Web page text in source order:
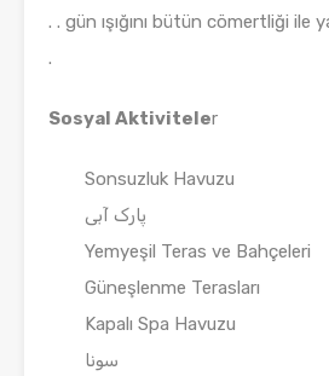
gün ışığını bütün cömertliği ile yaşamınıza taşıyacak . .
.
Sosyal Aktiviteler
Sonsuzluk Havuzu
پارک آبی
Yemyeşil Teras ve Bahçeleri
Güneşlenme Terasları
Kapalı Spa Havuzu
سونا